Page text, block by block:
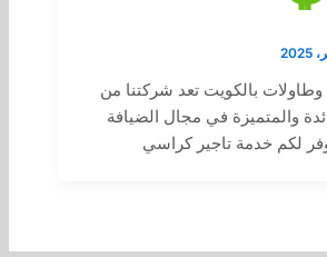
بالكويت تعد شركتنا من
والمتميزة في مجال الضيافة
لكم خدمة تاجير كراسي